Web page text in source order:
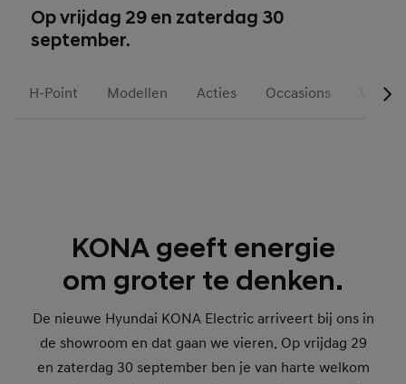
Op vrijdag 29 en zaterdag 30
september.
H-Point Modellen Acties Occasions
KONA geeft energie
om groter te denken.
De nieuwe Hyundai KONA Electric arriveert bij ons in
de showroom en dat gaan we vieren. Op vrijdag 29
en zaterdag 30 september ben je van harte welkom